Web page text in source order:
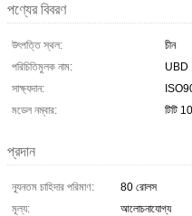
পণ্যের বিবরণ
উৎপত্তি স্থল:
চীন
পরিচিতিমুলক নাম:
UBD
সাক্ষ্যদান:
মডেল নম্বার:
টিটি
প্রদান
ন্যূনতম চাহিদার পরিমাণ:
80 রোলস
মূল্য:
আলোচনাযোগ্য